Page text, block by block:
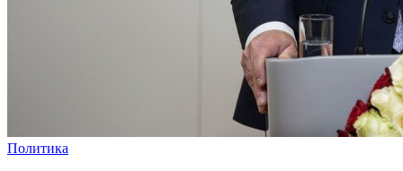
Политика